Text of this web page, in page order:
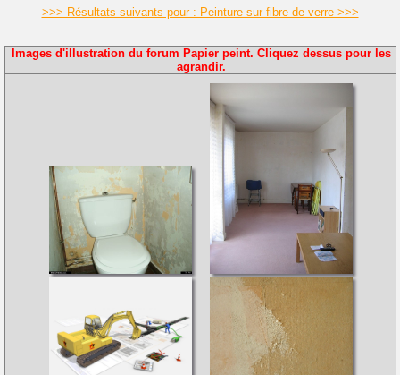
>>> Résultats suivants pour : Peinture sur fibre de verre >>>
Images d'illustration du forum Papier peint. Cliquez dessus pour les
agrandir.